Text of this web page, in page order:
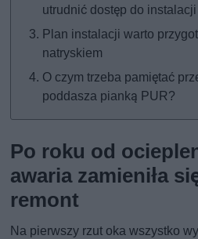
utrudnić dostęp do instalacji
Plan instalacji warto
natryskiem
O czym trzeba pamiętać
poddasza pianką PUR?
Po roku od
awaria zamieniła
remont
Na pierwszy rzut oka wszystko